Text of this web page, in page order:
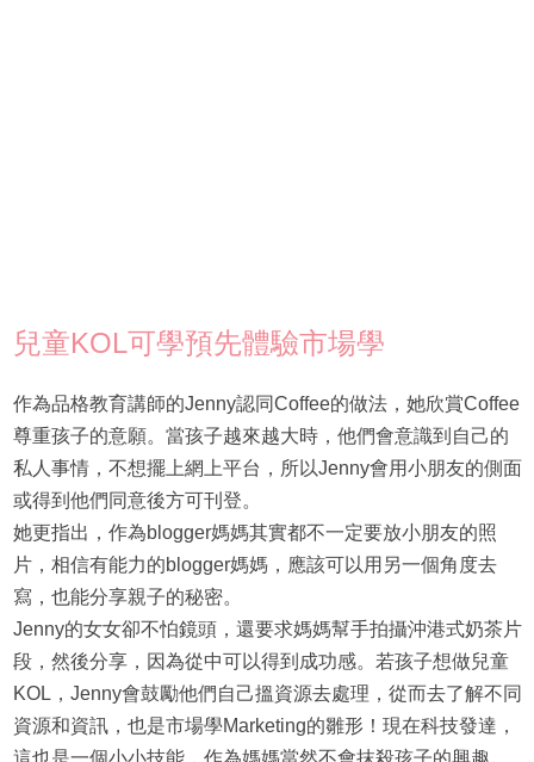
兒童KOL可學預先體驗市場學
作為品格教育講師的Jenny認同Coffee的做法，她欣賞Coffee
尊重孩子的意願。當孩子越來越大時，他們會意識到自己的
私人事情，不想擺上網上平台，所以Jenny會用小朋友的側面
或得到他們同意後方可刊登。
她更指出，作為blogger媽媽其實都不一定要放小朋友的照
片，相信有能力的blogger媽媽，應該可以用另一個角度去
寫，也能分享親子的秘密。
Jenny的女女卻不怕鏡頭，還要求媽媽幫手拍攝沖港式奶茶片
段，然後分享，因為從中可以得到成功感。若孩子想做兒童
KOL，Jenny會鼓勵他們自己搵資源去處理，從而去了解不同
資源和資訊，也是市場學Marketing的雛形！現在科技發達，
這也是一個小小技能，作為媽媽當然不會抹殺孩子的興趣。